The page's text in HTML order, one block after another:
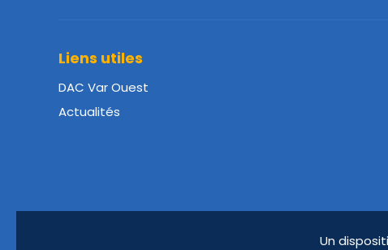
Liens utiles
DAC Var Ouest
Actualités
Un